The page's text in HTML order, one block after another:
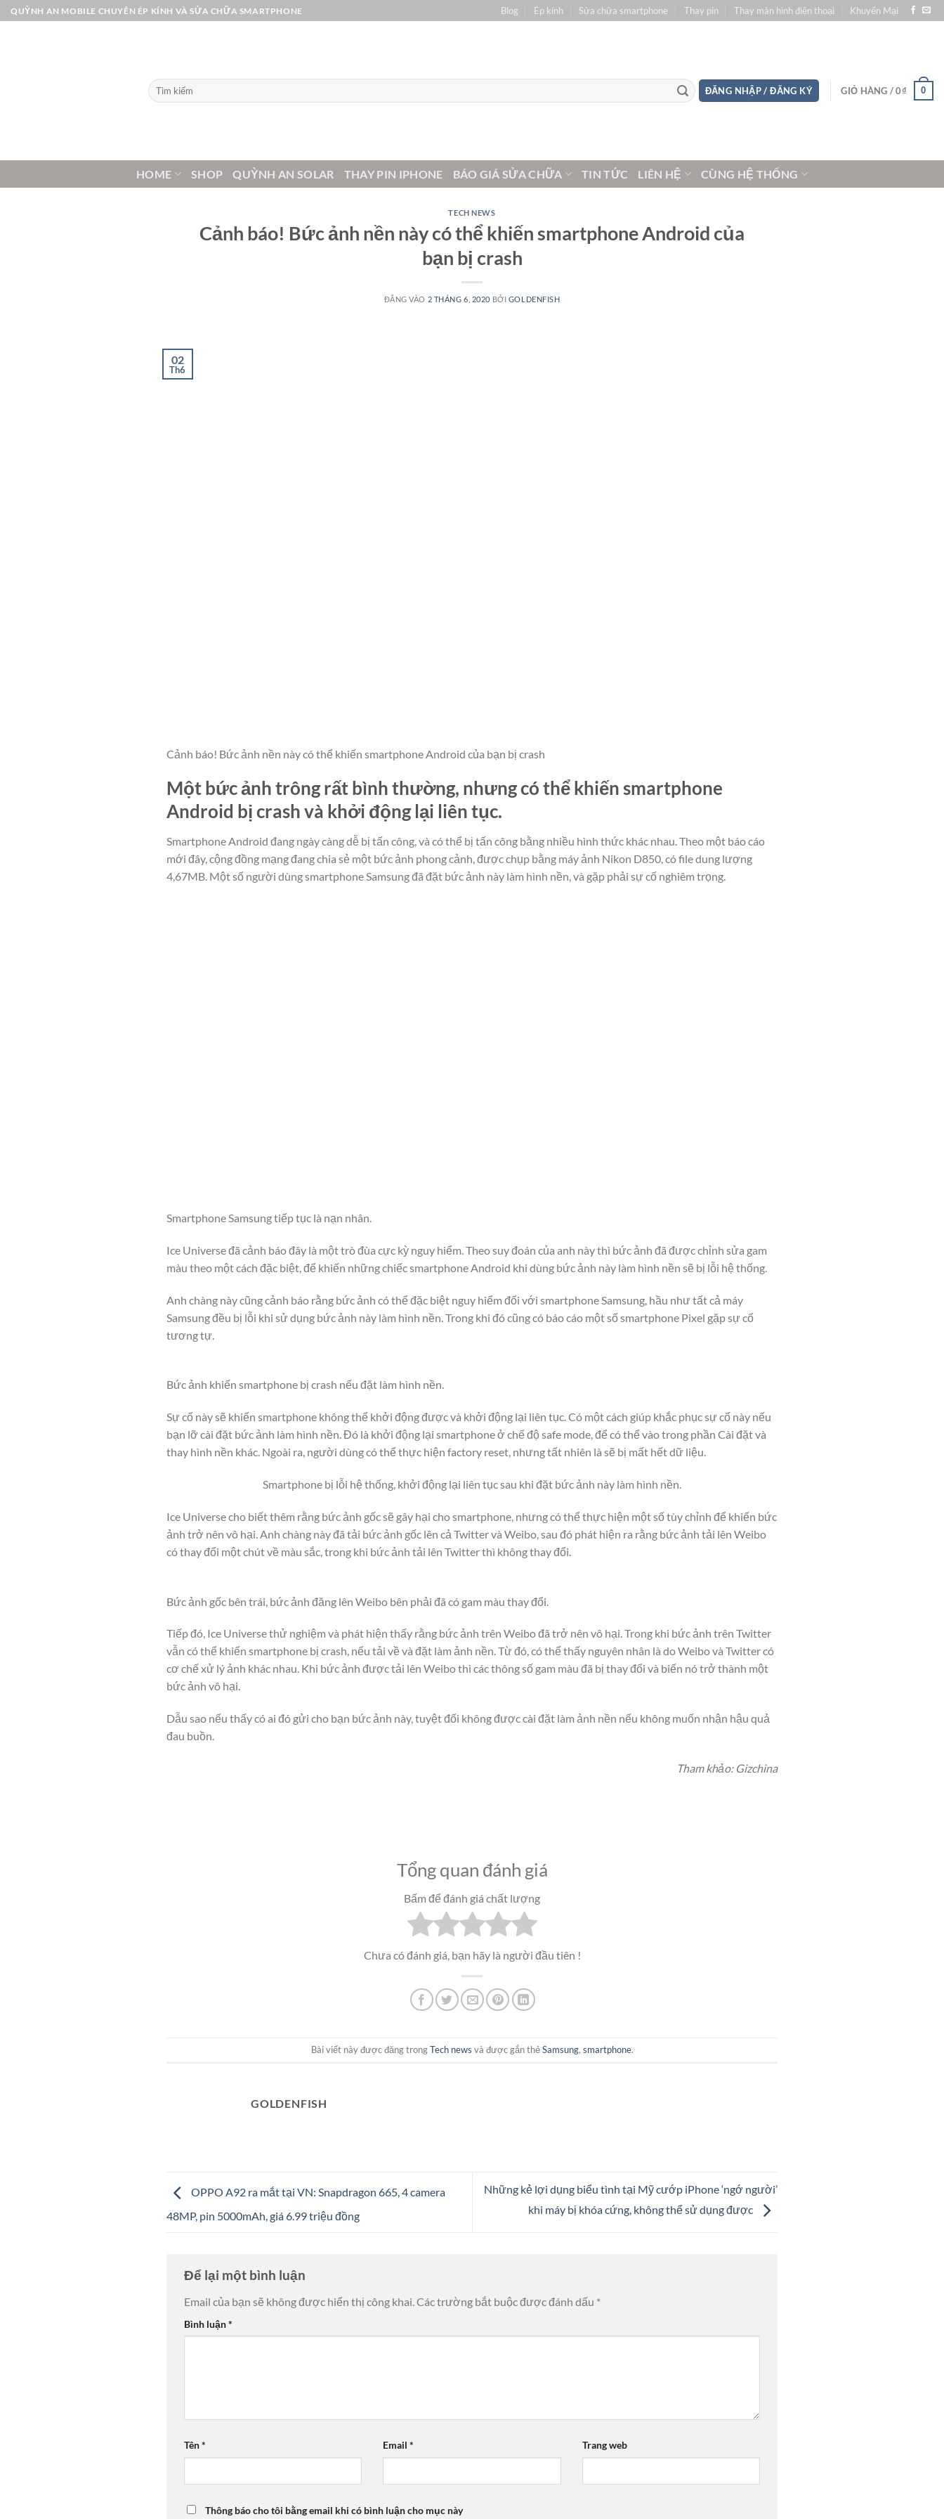
Bỏ
qua
QUỲNH AN MOBILE CHUYÊN ÉP KÍNH VÀ SỬA CHỮA SMARTPHONE Blog Ép kính Sửa chữa smartphone Thay pin Thay màn hình điện thoại Khuyến Mại
Tìm
kiếm:
ĐĂNG NHẬP / ĐĂNG KÝ GIỎ HÀNG /0₫ 0
HOME SHOP QUỲNH AN SOLAR THAY PIN IPHONE BÁO GIÁ SỬA CHỮA TIN TỨC LIÊN HỆ CÙNG HỆ THỐNG
TECH NEWS
Cảnh báo! Bức ảnh nền này có thể khiến smartphone Android của
bạn bị crash
ĐĂNG VÀO 2 THÁNG 6, 2020 BỞI GOLDENFISH
02
Th6
Cảnh báo! Bức ảnh nền này có thể khiến smartphone Android của bạn bị crash
Một bức ảnh trông rất bình thường, nhưng có thể khiến smartphone
Android bị crash và khởi động lại liên tục.
Smartphone Android đang ngày càng dễ bị tấn công, và có thể bị tấn công bằng nhiều hình thức khác nhau. Theo một báo cáo
mới đây, cộng đồng mạng đang chia sẻ một bức ảnh phong cảnh, được chụp bằng máy ảnh Nikon D850, có file dung lượng
4,67MB. Một số người dùng smartphone Samsung đã đặt bức ảnh này làm hình nền, và gặp phải sự cố nghiêm trọng.
Smartphone Samsung tiếp tục là nạn nhân.
Ice Universe đã cảnh báo đây là một trò đùa cực kỳ nguy hiểm. Theo suy đoán của anh này thì bức ảnh đã được chỉnh sửa gam
màu theo một cách đặc biệt, để khiến những chiếc smartphone Android khi dùng bức ảnh này làm hình nền sẽ bị lỗi hệ thống.
Anh chàng này cũng cảnh báo rằng bức ảnh có thể đặc biệt nguy hiểm đối với smartphone Samsung, hầu như tất cả máy
Samsung đều bị lỗi khi sử dụng bức ảnh này làm hình nền. Trong khi đó cũng có báo cáo một số smartphone Pixel gặp sự cố
tương tự.
Bức ảnh khiến smartphone bị crash nếu đặt làm hình nền.
Sự cố này sẽ khiến smartphone không thể khởi động được và khởi động lại liên tục. Có một cách giúp khắc phục sự cố này nếu
bạn lỡ cài đặt bức ảnh làm hình nền. Đó là khởi động lại smartphone ở chế độ safe mode, để có thể vào trong phần Cài đặt và
thay hình nền khác. Ngoài ra, người dùng có thể thực hiện factory reset, nhưng tất nhiên là sẽ bị mất hết dữ liệu.
Smartphone bị lỗi hệ thống, khởi động lại liên tục sau khi đặt bức ảnh này làm hình nền.
Ice Universe cho biết thêm rằng bức ảnh gốc sẽ gây hại cho smartphone, nhưng có thể thực hiện một số tùy chỉnh để khiến bức
ảnh trở nên vô hại. Anh chàng này đã tải bức ảnh gốc lên cả Twitter và Weibo, sau đó phát hiện ra rằng bức ảnh tải lên Weibo
có thay đổi một chút về màu sắc, trong khi bức ảnh tải lên Twitter thì không thay đổi.
Bức ảnh gốc bên trái, bức ảnh đăng lên Weibo bên phải đã có gam màu thay đổi.
Tiếp đó, Ice Universe thử nghiệm và phát hiện thấy rằng bức ảnh trên Weibo đã trở nên vô hại. Trong khi bức ảnh trên Twitter
vẫn có thể khiến smartphone bị crash, nếu tải về và đặt làm ảnh nền. Từ đó, có thể thấy nguyên nhân là do Weibo và Twitter có
cơ chế xử lý ảnh khác nhau. Khi bức ảnh được tải lên Weibo thì các thông số gam màu đã bị thay đổi và biến nó trở thành một
bức ảnh vô hại.
Dẫu sao nếu thấy có ai đó gửi cho bạn bức ảnh này, tuyệt đối không được cài đặt làm ảnh nền nếu không muốn nhận hậu quả
đau buồn.
Tham khảo: Gizchina
Tổng quan đánh giá
Bấm để đánh giá chất lượng
Chưa có đánh giá, bạn hãy là người đầu tiên !
Bài viết này được đăng trongTech news và được gắn thẻSamsung, smartphone.
GOLDENFISH
OPPO A92 ra mắt tại VN: Snapdragon 665, 4 camera
48MP, pin 5000mAh, giá 6.99 triệu đồng
Những kẻ lợi dụng biểu tình tại Mỹ cướp iPhone ‘ngớ người’
khi máy bị khóa cứng, không thể sử dụng được
Để lại một bình luận
Email của bạn sẽ không được hiển thị công khai. Các trường bắt buộc được đánh dấu *
Bình luận*
Tên* Email* Trang web
Thông báo cho tôi bằng email khi có bình luận cho mục này